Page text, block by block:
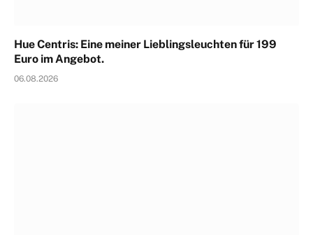
Hue Centris: Eine meiner Lieblingsleuchten für 199
Euro im Angebot.
06.08.2026